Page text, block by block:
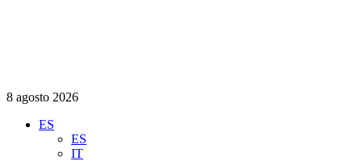
8 agosto 2026
ES
ES
IT